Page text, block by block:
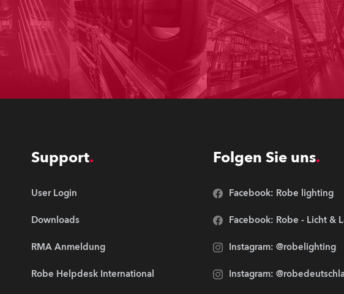
Support
User Login
Downloads
RMA Anmeldung
Robe Helpdesk International
Folgen Sie uns
Facebook: Robe lighting
Facebook: Robe - Licht &
Instagram: @robelighting
Instagram: